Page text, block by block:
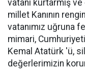
vatani kurtarmış
millet Kanının
vatanımız uğruna
mimari,
Kemal Atatürk 'ü,
değerlerimizin